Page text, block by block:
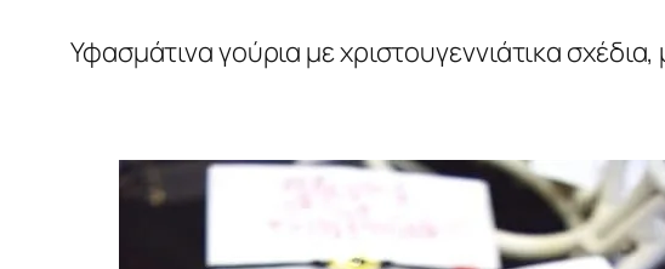
Υφασμάτινα γούρια με χριστουγεννιάτικα